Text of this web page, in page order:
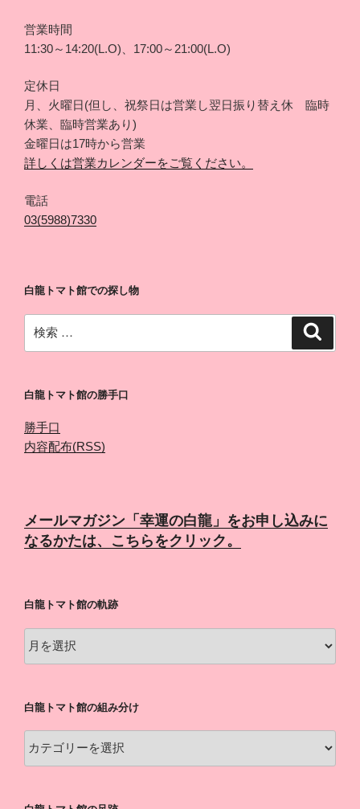
営業時間
11:30～14:20(L.O)、17:00～21:00(L.O)
定休日
月、火曜日(但し、祝祭日は営業し翌日振り替え休 臨時
休業、臨時営業あり)
金曜日は17時から営業
詳しくは営業カレンダーをご覧ください。
電話
03(5988)7330
白龍トマト館での探し物
索:
白龍トマト館の勝手口
勝手口
内容配布(RSS)
メールマガジン「幸運の白龍」をお申し込みに
なるかたは、こちらをクリック。
白龍トマト館の軌跡
龍
ト
館
の
白龍トマト館の組み分け
龍